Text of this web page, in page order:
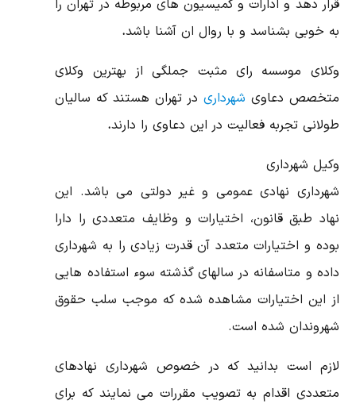
قرار دهد و ادارات و کمیسیون های مربوطه در تهران را
به خوبی بشناسد و با روال ان آشنا باشد.
وکلای موسسه رای مثبت جملگی از بهترین وکلای
متخصص دعاوی شهرداری در تهران هستند که سالیان
طولانی تجربه فعالیت در این دعاوی را دارند.
وکیل شهرداری
شهرداری نهادی عمومی و غیر دولتی می باشد. این
نهاد طبق قانون، اختیارات و وظایف متعددی را دارا
بوده و اختیارات متعدد آن قدرت زیادی را به شهرداری
داده و متاسفانه در سالهای گذشته سوء استفاده هایی
از این اختیارات مشاهده شده که موجب سلب حقوق
شهروندان شده است.
لازم است بدانید که در خصوص شهرداری نهادهای
متعددی اقدام به تصویب مقررات می نمایند که برای